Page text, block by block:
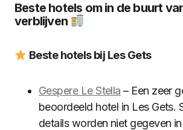
Beste hotels om in de buurt
verblijven
Beste hotels bij Les Gets
Gespere Le Stella – Een zeer
beoordeeld hotel in Les Gets.
details worden niet gegeven